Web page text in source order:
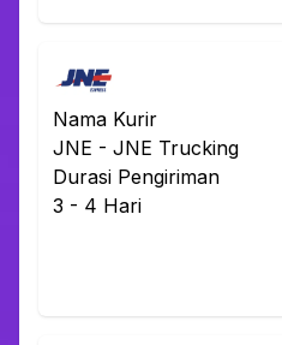
Nama Kurir
JNE - JNE Trucking
Durasi Pengiriman
3 - 4 Hari